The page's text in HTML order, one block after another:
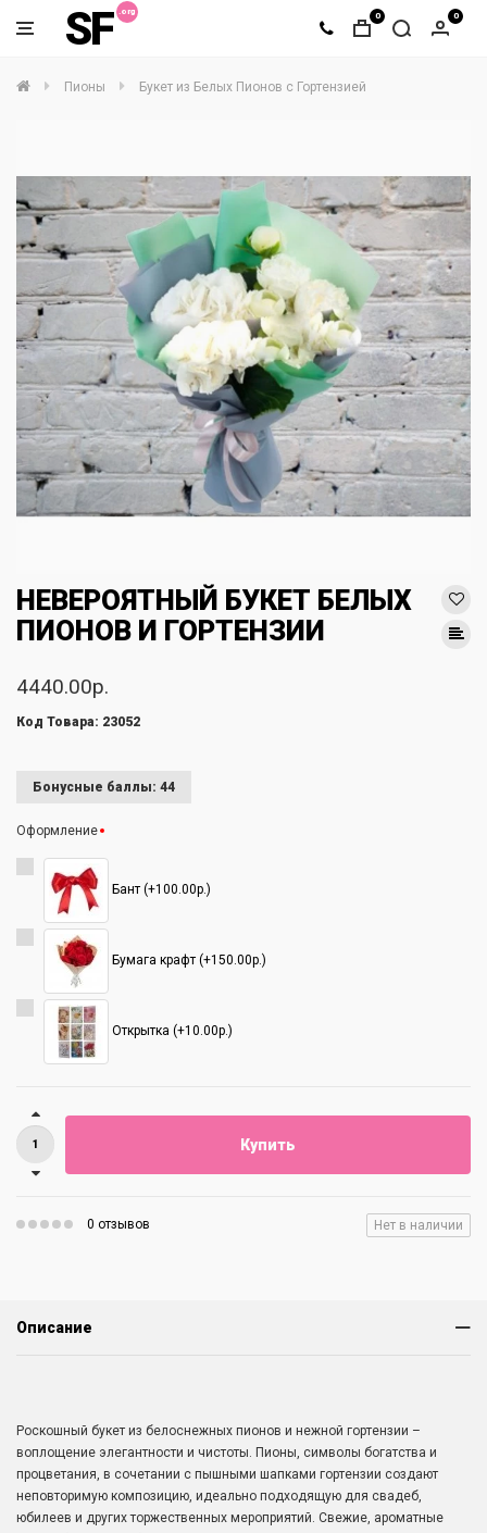
SF 0 0
Пионы Букет из Белых Пионов с Гортензией
НЕВЕРОЯТНЫЙ БУКЕТ БЕЛЫХ
ПИОНОВ И ГОРТЕНЗИИ
4440.00р.
Код Товара: 23052
Бонусные баллы: 44
Оформление
Бант (+100.00р.)
Бумага крафт (+150.00р.)
Открытка (+10.00р.)
Купить
0 отзывов Нет в наличии
Описание
Роскошный букет из белоснежных пионов и нежной гортензии –
воплощение элегантности и чистоты. Пионы, символы богатства и
процветания, в сочетании с пышными шапками гортензии создают
неповторимую композицию, идеально подходящую для свадеб,
юбилеев и других торжественных мероприятий. Свежие, ароматные